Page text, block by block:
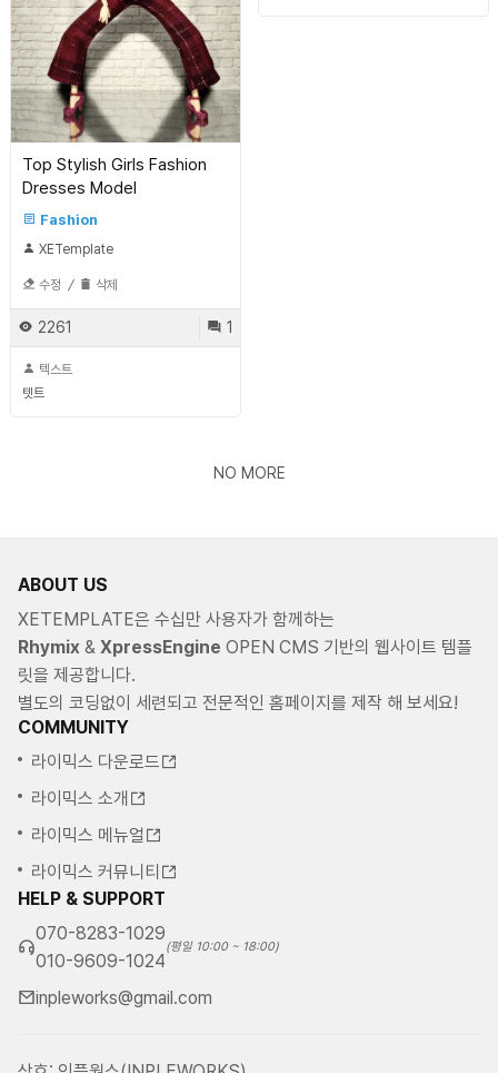
Top Stylish Girls Fashion
Dresses Model
Fashion
XETemplate
수정 / 삭제
1
2261
텍스트
텟트
NO MORE
ABOUT US
XETEMPLATE은 수십만 사용자가 함께하는
Rhymix & XpressEngine OPEN CMS 기반의 웹사이트 템플
릿을 제공합니다.
별도의 코딩없이 세련되고 전문적인 홈페이지를 제작 해 보세요!
COMMUNITY
라이믹스 다운로드
라이믹스 소개
라이믹스 메뉴얼
라이믹스 커뮤니티
HELP & SUPPORT
070-8283-1029
010-9609-1024
(평일 10:00 ~ 18:00)
inpleworks@gmail.com